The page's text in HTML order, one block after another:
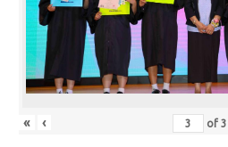
« ‹ of3